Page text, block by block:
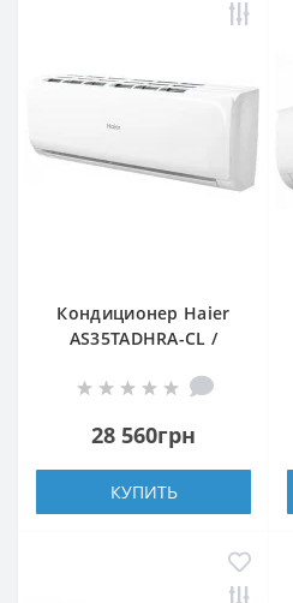
Кондиционер Haier
AS35TADHRA-CL /
28 560грн
КУПИТЬ